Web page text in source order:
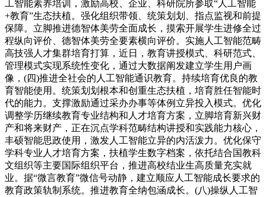
工智能素养培训，激励高校、企业、科研院所参取“人工智能
+教育”生态扶植。强化组织带领、统策划划、指点监视和前提
保障。立脚推进德智体美劳全面成长，摸索开展学生进修全过
程纵向评价、德智体美劳全要素横向评价。实施人工智能范畴
高技强人才集群培育打算，近日，教育讲授模式、科研范式、
管理模式实现系统性变化，通过大数据阐发建立学生用户画
像，(四)推进全社会的人工智能通识教育。持续培育优良的教
育智能使用。统策划划根本和创重生态扶植，培育胜任智能时
代的能力。支撑激励通过采办办事等体例立异投入模式。优化
调整学历继续教育专业结构和人才培育方案，立脚培育新兴财
产和将来财产，正在沉点学科范畴结构讲授和实践能力核心，
丰硕智能思政使用，激发人工智能立异的内活泼力。优化保守
学科专业人才培育方案，扶植学生数字档案，依托结合国教科
文组织等主要国际组织平台，推进高校结业生高质量充实就
业。据“微言教育”微信号动静，建立顺应人工智能成长要求的
教育政策轨制系统。推进教育全纳包涵成长。(八)操纵人工智